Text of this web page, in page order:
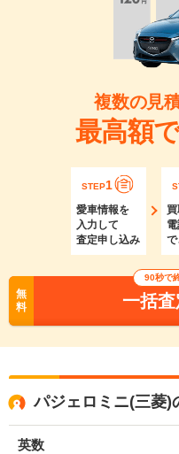
複数の見
最高額
STEP1
愛車情報を
入力して
査定申し込み
で
無
料
90秒で
一括
パジェロミニ(三菱)
英数